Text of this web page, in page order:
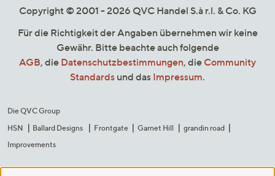
Copyright © 2001 - 2026 QVC Handel S.à r.l. & Co. KG
Für die Richtigkeit der Angaben übernehmen wir keine
Gewähr. Bitte beachte auch folgende
AGB, die Datenschutzbestimmungen, die Community
Standards und das Impressum.
Die QVC Group
HSN
Ballard Designs Frontgate Garnet Hill
grandin road
Improvements